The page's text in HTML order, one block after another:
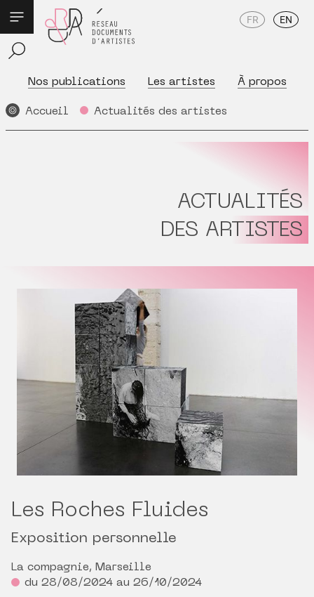
Nos publications Les artistes À propos
FR EN
Accueil Actualités des artistes
ACTUALITÉS
DES ARTISTES
Les Roches Fluides
Exposition personnelle
La compagnie, Marseille
du 28/08/2024 au 26/10/2024